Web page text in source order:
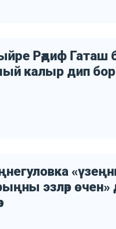
Рәдиф Гаташ
калыр дип
эзләр